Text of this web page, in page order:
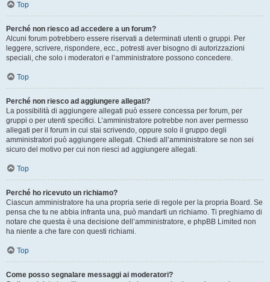
Top
Perché non riesco ad accedere a un forum?
Alcuni forum potrebbero essere riservati a determinati utenti o gruppi. Per
leggere, scrivere, rispondere, ecc., potresti aver bisogno di autorizzazioni
speciali, che solo i moderatori e l’amministratore possono concedere.
Top
Perché non riesco ad aggiungere allegati?
La possibilità di aggiungere allegati può essere concessa per forum, per
gruppi o per utenti specifici. L’amministratore potrebbe non aver permesso
allegati per il forum in cui stai scrivendo, oppure solo il gruppo degli
amministratori può aggiungere allegati. Chiedi all’amministratore se non sei
sicuro del motivo per cui non riesci ad aggiungere allegati.
Top
Perché ho ricevuto un richiamo?
Ciascun amministratore ha una propria serie di regole per la propria Board. Se
pensa che tu ne abbia infranta una, può mandarti un richiamo. Ti preghiamo di
notare che questa è una decisione dell’amministratore, e phpBB Limited non
ha niente a che fare con questi richiami.
Top
Come posso segnalare messaggi ai moderatori?